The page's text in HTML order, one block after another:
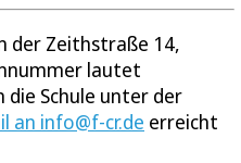
der Zeithstraße 14,
lautet
die Schule unter der
an info@f-cr.de erreicht